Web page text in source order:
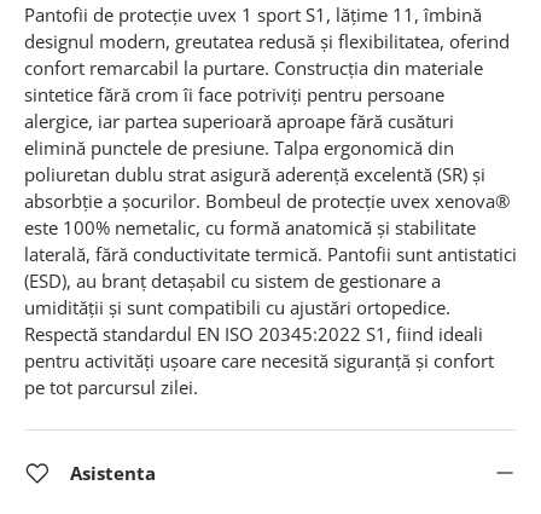
Pantofii de protecție uvex 1 sport S1, lățime 11, îmbină
designul modern, greutatea redusă și flexibilitatea, oferind
confort remarcabil la purtare. Construcția din materiale
sintetice fără crom îi face potriviți pentru persoane
alergice, iar partea superioară aproape fără cusături
elimină punctele de presiune. Talpa ergonomică din
poliuretan dublu strat asigură aderență excelentă (SR) și
absorbție a șocurilor. Bombeul de protecție uvex xenova®
este 100% nemetalic, cu formă anatomică și stabilitate
laterală, fără conductivitate termică. Pantofii sunt antistatici
(ESD), au branț detașabil cu sistem de gestionare a
umidității și sunt compatibili cu ajustări ortopedice.
Respectă standardul EN ISO 20345:2022 S1, fiind ideali
pentru activități ușoare care necesită siguranță și confort
pe tot parcursul zilei.
Asistenta